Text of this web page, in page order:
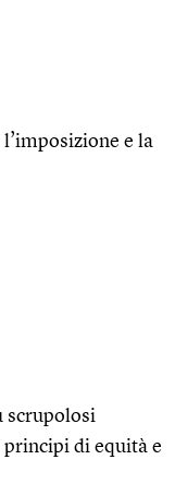
e la
scrupolosi
di equità e